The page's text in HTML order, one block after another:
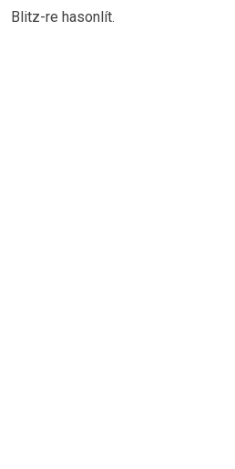
Blitz-re hasonlít.